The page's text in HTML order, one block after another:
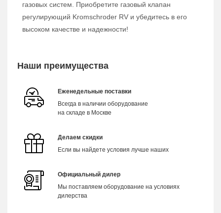
газовых систем. Приобретите газовый клапан
регулирующий Kromschroder RV и убедитесь в его
высоком качестве и надежности!
Наши преимущества
Еженедельные поставки
Всегда в наличии оборудование
на складе в Москве
Делаем скидки
Если вы найдете условия лучше наших
Официальный дилер
Мы поставляем оборудование на условиях
дилерства